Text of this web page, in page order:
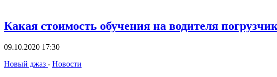
Какая стоимость обучения на водителя
09.10.2020 17:30
Новый джаз - Новости